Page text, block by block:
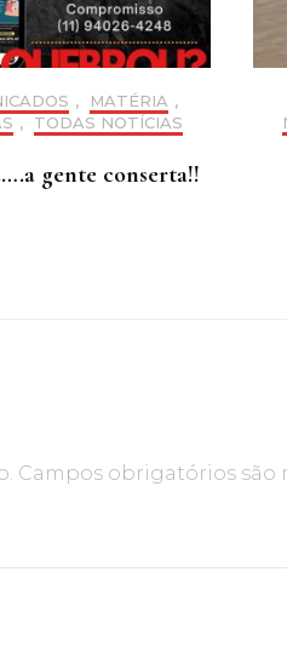
, MATÉRIA ,
, TODAS NOTÍCIAS
gente conserta!!
Campos obrigatórios são